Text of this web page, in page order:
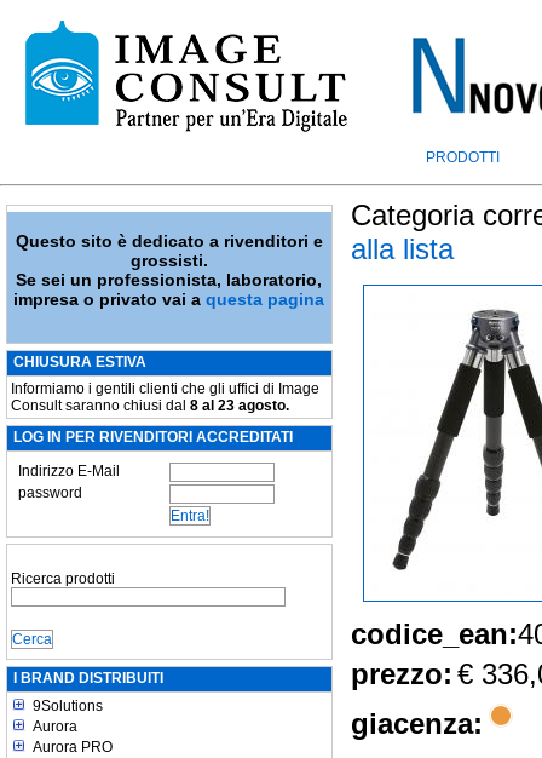
PRODOTTI
Questo sito è dedicato a rivenditori e
grossisti.
Se sei un professionista, laboratorio,
impresa o privato vai aquesta pagina
CHIUSURA ESTIVA
Informiamo i gentili clienti che gli uffici di Image
Consult saranno chiusi dal 8 al 23 agosto.
LOG IN PER RIVENDITORI ACCREDITATI
Indirizzo E-Mail
password
Ricerca prodotti
I BRAND DISTRIBUITI
9Solutions
Aurora
Aurora PRO
Categoria
alla lista
codice_ean:
prezzo: €
giacenza: